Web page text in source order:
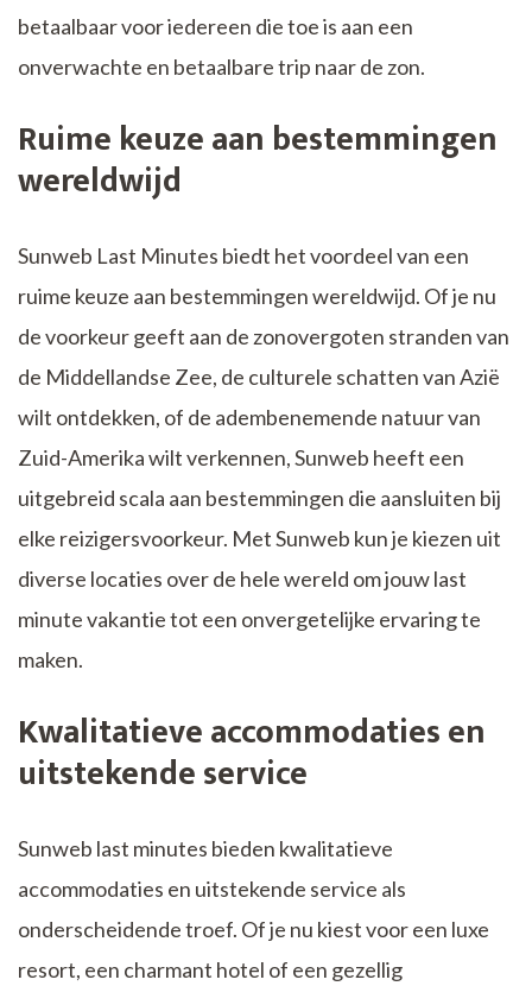
betaalbaar voor iedereen die toe is aan een
onverwachte en betaalbare trip naar de zon.
Ruime keuze aan bestemmingen
wereldwijd
Sunweb Last Minutes biedt het voordeel van een
ruime keuze aan bestemmingen wereldwijd. Of je nu
de voorkeur geeft aan de zonovergoten stranden van
de Middellandse Zee, de culturele schatten van Azië
wilt ontdekken, of de adembenemende natuur van
Zuid-Amerika wilt verkennen, Sunweb heeft een
uitgebreid scala aan bestemmingen die aansluiten bij
elke reizigersvoorkeur. Met Sunweb kun je kiezen uit
diverse locaties over de hele wereld om jouw last
minute vakantie tot een onvergetelijke ervaring te
maken.
Kwalitatieve accommodaties en
uitstekende service
Sunweb last minutes bieden kwalitatieve
accommodaties en uitstekende service als
onderscheidende troef. Of je nu kiest voor een luxe
resort, een charmant hotel of een gezellig